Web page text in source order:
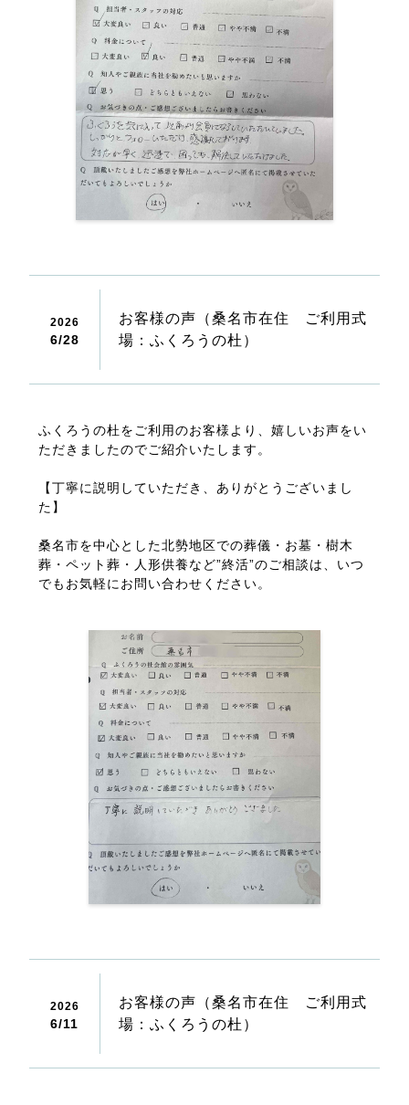
2026
6/28
お客様の声（桑名市在住 ご利用式
場：ふくろうの杜）
ふくろうの杜をご利用のお客様より、嬉しいお声をい
ただきましたのでご紹介いたします。
【丁寧に説明していただき、ありがとうございまし
た】
桑名市を中心とした北勢地区での葬儀・お墓・樹木
葬・ペット葬・人形供養など”終活”のご相談は、いつ
でもお気軽にお問い合わせください。
2026
6/11
お客様の声（桑名市在住 ご利用式
場：ふくろうの杜）
「ふくろうの杜」は、人気の樹木葬や家族葬、人形供養も承っている
桑名市の葬儀場です。